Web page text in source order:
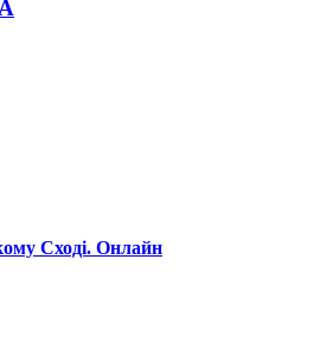
Сході. Онлайн